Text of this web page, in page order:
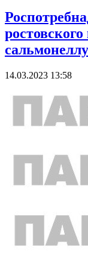
сальмонеллу
14.03.2023 13:58